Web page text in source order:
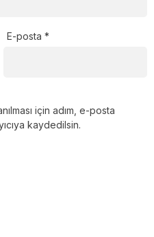
E-posta*
için adım, e-posta
kaydedilsin.